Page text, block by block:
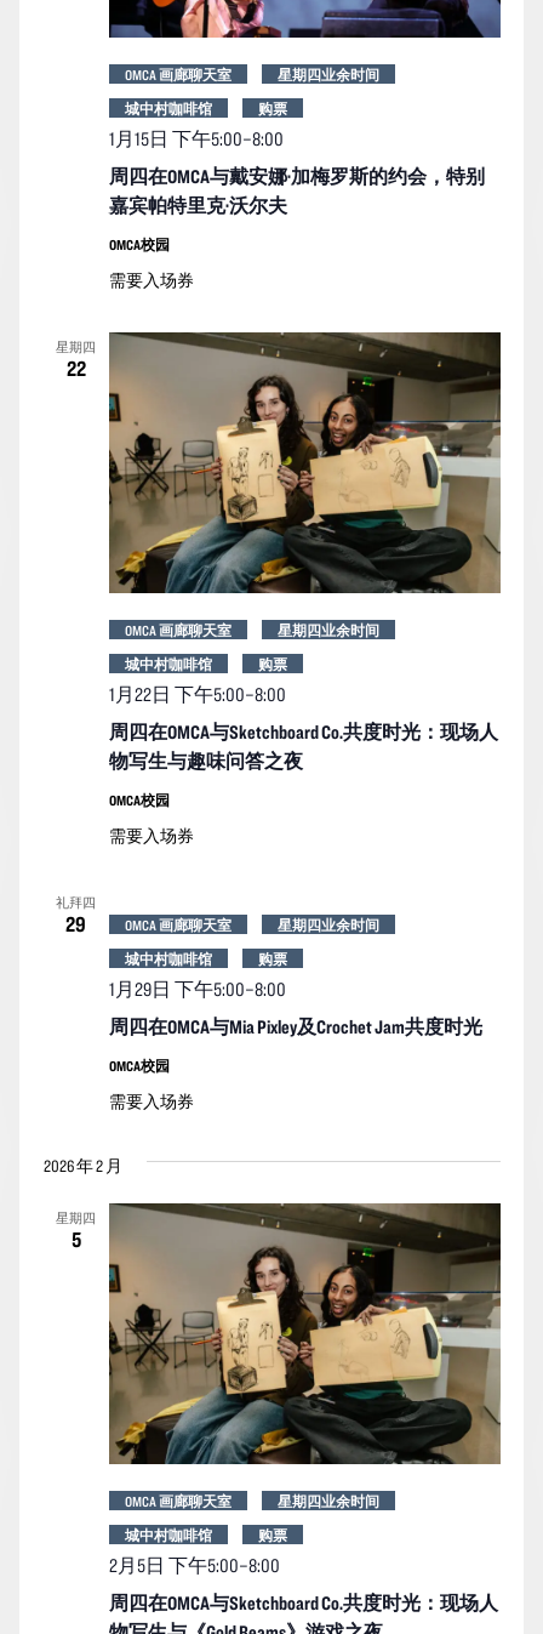
周四在OMCA与戴安娜·加梅罗斯的约会，特别
嘉宾帕特里克·沃尔夫
1月15日 下午5:00–8:00
OMCA 画廊聊天室
星期四业余时间
城中村咖啡馆
购票
OMCA校园
需要入场券
星期四
22
周四在OMCA与Sketchboard Co.共度时光：现场人
物写生与趣味问答之夜
1月22日 下午5:00–8:00
OMCA 画廊聊天室
星期四业余时间
城中村咖啡馆
购票
OMCA校园
需要入场券
礼拜四
29
周四在OMCA与Mia Pixley及Crochet Jam共度时光
1月29日 下午5:00–8:00
OMCA 画廊聊天室
星期四业余时间
城中村咖啡馆
购票
OMCA校园
需要入场券
2026 年 2 月
星期四
5
周四在OMCA与Sketchboard Co.共度时光：现场人
2月5日 下午5:00–8:00
OMCA 画廊聊天室
星期四业余时间
城中村咖啡馆
购票